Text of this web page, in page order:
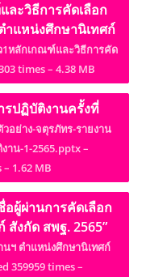
ละวิธีการคัดเลือก
ำแหน่งศึกษานิเทศก์
1หลักเกณฑ์และวิธีการคัด
times – 4.38 MB
รปฏิบัติงานครั้งที่
วอย่าง-จตุรภัทร-รายงาน
าน-1-2565.pptx –
1.62 MB
อผู้ผ่านการคัดเลือก
งกัด สพฐ. 2565”
ฯ ตำแหน่งศึกษานิเทศก์
359959 times –